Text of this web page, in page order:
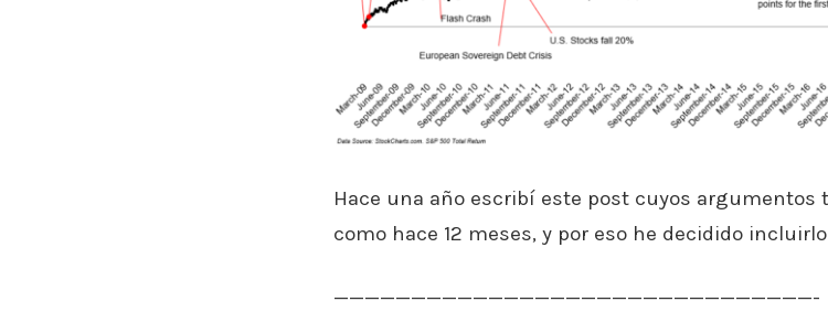
Hace una año escribí este post cuyos
como hace 12 meses, y por eso he decidido
———————————————————————————————-